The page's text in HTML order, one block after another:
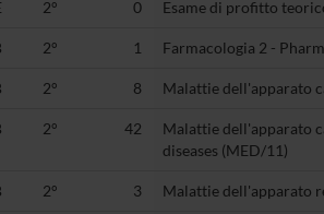
2° 0 Esame di profitto
2° 1 Farmacologia 2 -
2° 8 Malattie dell'apparato
2° 42
Malattie dell'apparato
diseases (MED/11)
2° 3 Malattie dell'apparato